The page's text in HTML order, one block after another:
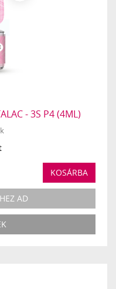
- 3S P4 (4ML)
KOSÁRBA
AD